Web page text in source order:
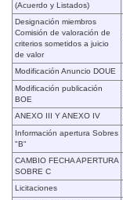
(Acuerdo y Listados)
Designación miembros
Comisión de valoración de
criterios sometidos a juicio
de valor
Modificación Anuncio DOUE
Modificación publicación
BOE
ANEXO III Y ANEXO IV
Información apertura Sobres
"B"
CAMBIO FECHA APERTURA
SOBRE C
Licitaciones